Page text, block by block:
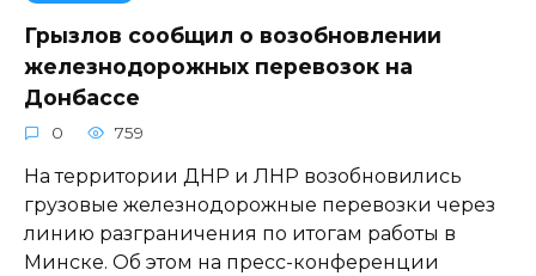
Грызлов сообщил о возобновлении
железнодорожных перевозок на
Донбассе
0 759
На территории ДНР и ЛНР возобновились
грузовые железнодорожные перевозки через
линию разграничения по итогам работы в
Минске. Об этом на пресс-конференции